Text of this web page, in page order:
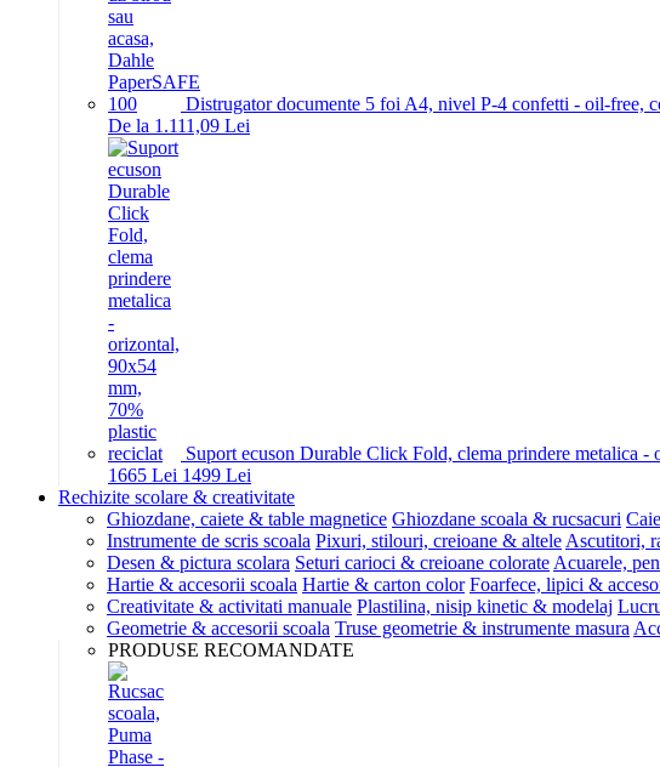
Distrugator documente 5 foi A4, nivel P-4 confetti - oil-free,
De la 1.111,09 Lei
Suport ecuson Durable Click Fold, clema prindere metalica
1665 Lei 1499 Lei
Rechizite scolare & creativitate
Ghiozdane, caiete & table magnetice Ghiozdane scoala & rucsacuri
Instrumente de scris scoala Pixuri, stilouri, creioane & altele Ascutitori,
Desen & pictura scolara Seturi carioci & creioane colorate Acuarele,
Hartie & accesorii scoala Hartie & carton color Foarfece, lipici &
Creativitate & activitati manuale Plastilina, nisip kinetic & modelaj
Geometrie & accesorii scoala Truse geometrie & instrumente masura
PRODUSE RECOMANDATE